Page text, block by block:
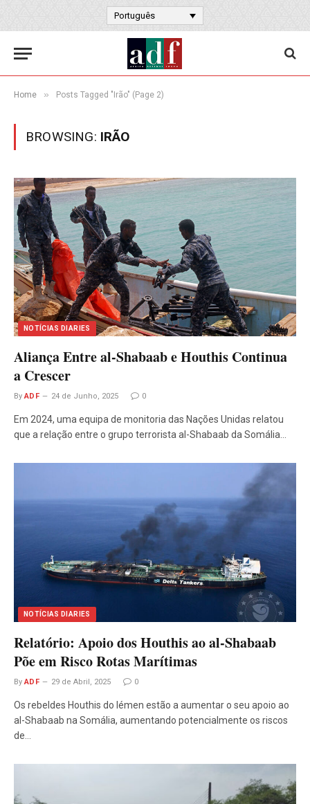
Português
Home » Posts Tagged "Irão" (Page 2)
BROWSING: IRÃO
NOTÍCIAS DIARIES
Aliança Entre al-Shabaab e Houthis Continua
a Crescer
By ADF 24 de Junho, 2025 0
Em 2024, uma equipa de monitoria das Nações Unidas relatou
que a relação entre o grupo terrorista al-Shabaab da Somália…
NOTÍCIAS DIARIES
Relatório: Apoio dos Houthis ao al-Shabaab
Põe em Risco Rotas Marítimas
By ADF 29 de Abril, 2025 0
Os rebeldes Houthis do Iémen estão a aumentar o seu apoio ao
al-Shabaab na Somália, aumentando potencialmente os riscos
de…